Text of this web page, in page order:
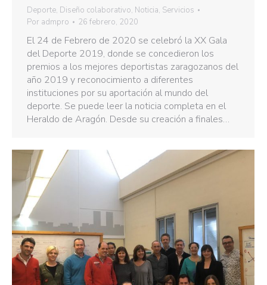
Deporte, Diseño colaborativo, Noticia, Servicios
Por admpro 26 febrero, 2020
El 24 de Febrero de 2020 se celebró la XX Gala
del Deporte 2019, donde se concedieron los
premios a los mejores deportistas zaragozanos del
año 2019 y reconocimiento a diferentes
instituciones por su aportación al mundo del
deporte. Se puede leer la noticia completa en el
Heraldo de Aragón. Desde su creación a finales…